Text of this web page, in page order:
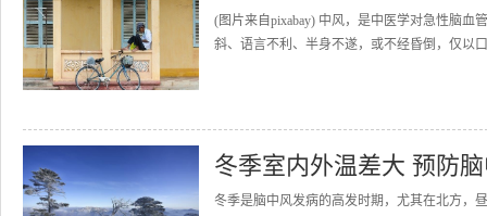
(图片来自pixabay) 中风，是中医学对急性脑血
斜、语言不利、半身不遂，或不经昏倒，仅以
冬季室内外温差大 预防
冬季是脑中风发病的高发时期，尤其在北方，